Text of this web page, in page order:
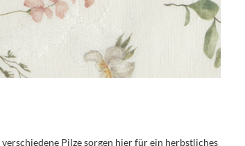
Pilze sorgen hier für ein herbstliches